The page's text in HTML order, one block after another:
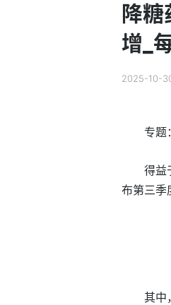
降
增_
2025-10-
专题
得益
布第三季
其中